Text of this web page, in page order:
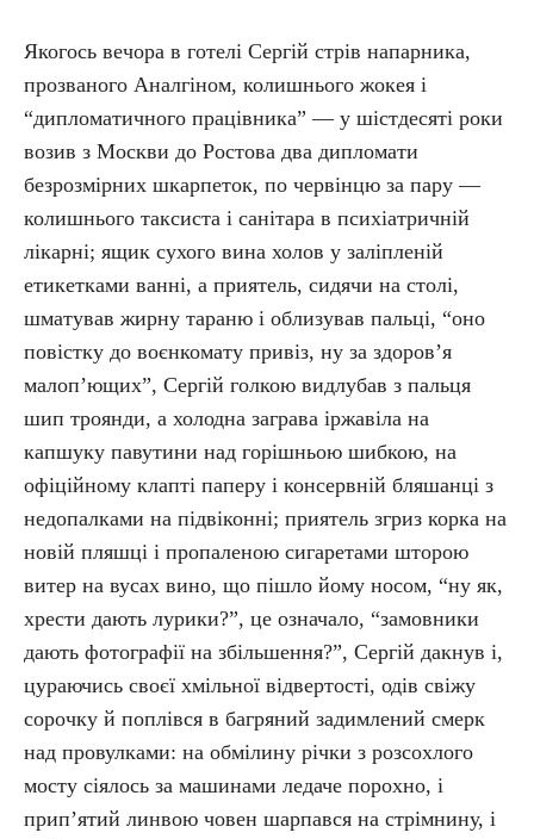
Якогось вечора в готелі Сергій стрів напарника,
прозваного Аналгіном, колишнього жокея і
“дипломатичного працівника” — у шістдесяті роки
возив з Москви до Ростова два дипломати
безрозмірних шкарпеток, по червінцю за пару —
колишнього таксиста і санітара в психіатричній
лікарні; ящик сухого вина холов у заліпленій
етикетками ванні, а приятель, сидячи на столі,
шматував жирну тараню і облизував пальці, “оно
повістку до воєнкомату привіз, ну за здоров’я
малоп’ющих”, Сергій голкою видлубав з пальця
шип троянди, а холодна заграва іржавіла на
капшуку павутини над горішньою шибкою, на
офіційному клапті паперу і консервній бляшанці з
недопалками на підвіконні; приятель згриз корка на
новій пляшці і пропаленою сигаретами шторою
витер на вусах вино, що пішло йому носом, “ну як,
хрести дають лурики?”, це означало, “замовники
дають фотографії на збільшення?”, Сергій дакнув і,
цураючись своєї хмільної відвертості, одів свіжу
сорочку й поплівся в багряний задимлений смерк
над провулками: на обмілину річки з розсохлого
мосту сіялось за машинами ледаче порохно, і
прип’ятий линвою човен шарпався на стрімнину, і